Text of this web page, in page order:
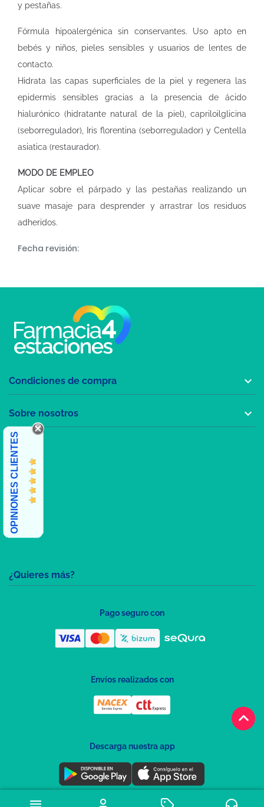
y pestañas.
Fórmula hipoalergénica sin conservantes. Uso apto en
bebés y niños, pieles sensibles y usuarios de lentes de
contacto.
Hidrata las capas superficiales de la piel y regenera las
epidermis sensibles gracias a la presencia de ácido
hialurónico (hidratante natural de la piel), capriloilglicina
(seborregulador), Iris florentina (seborregulador) y Centella
asiatica (restaurador).
MODO DE EMPLEO
Aplicar sobre el párpado y las pestañas realizando un
suave masaje para desprender y arrastrar los residuos
adheridos.
Fecha revisión:
keyboard_arrow_up
¿Quieres más?
Condiciones de compra 
Sobre nosotros 
OPINIONES CLIENTES
Pago seguro con
Envíos realizados con
Descarga nuestra app